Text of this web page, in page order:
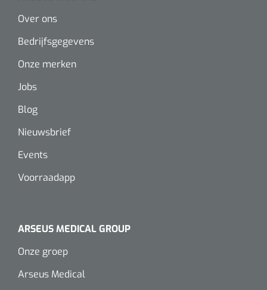
Over ons
Bedrijfsgegevens
Onze merken
Jobs
Blog
Nieuwsbrief
Events
Voorraadapp
ARSEUS MEDICAL GROUP
Onze groep
Arseus Medical